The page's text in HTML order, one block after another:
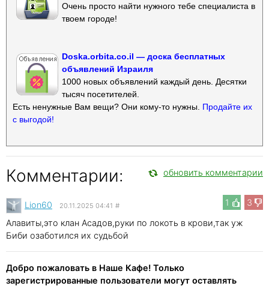
Очень просто найти нужного тебе специалиста в
твоем городе!
Doska.orbita.co.il — доска бесплатных
объявлений Израиля
1000 новых объявлений каждый день. Десятки
тысяч посетителей.
Есть ненужные Вам вещи? Они кому-то нужны. Продайте их
с выгодой!
Комментарии: обновить комментарии
1 3
Lion60 20.11.2025 04:41 #
Алавиты,это клан Асадов,руки по локоть в крови,так уж
Биби озаботился их судьбой
Добро пожаловать в Наше Кафе! Только
зарегистрированные пользователи могут оставлять